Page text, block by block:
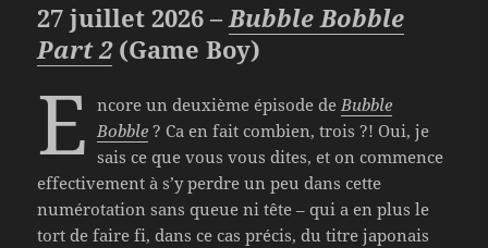
27 juillet 2026 –Bubble Bobble
Part 2(Game Boy)
E ncore un deuxième épisode deBubble
Bobble? Ca en fait combien, trois ?! Oui, je
sais ce que vous vous dites, et on commence
effectivement à s’y perdre un peu dans cette
numérotation sans queue ni tête – qui a en plus le
tort de faire fi, dans ce cas précis, du titre japonais